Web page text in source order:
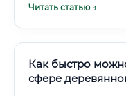
говорят:
Читать статью →
Как быстро
сфере